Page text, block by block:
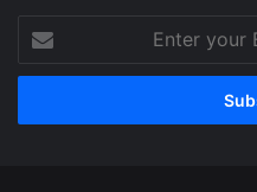
Enter
your
Email